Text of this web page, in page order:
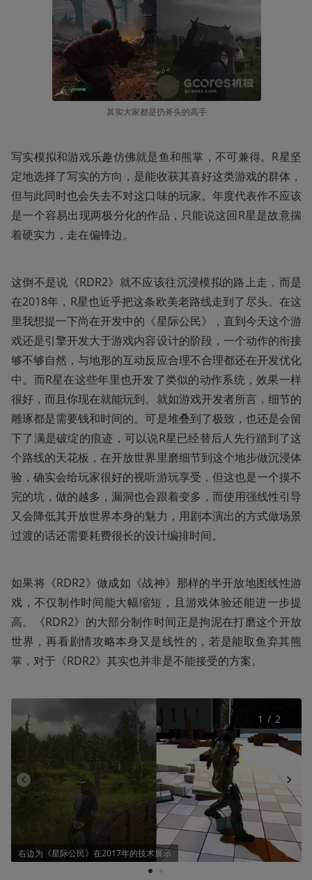
其实大家都是扔斧头的高手
写实模拟和游戏乐趣仿佛就是鱼和熊掌，不可兼得。R星坚
定地选择了写实的方向，是能收获其喜好这类游戏的群体，
但与此同时也会失去不对这口味的玩家。年度代表作不应该
是一个容易出现两极分化的作品，只能说这回R星是故意揣
着硬实力，走在偏锋边。
这倒不是说《RDR2》就不应该往沉浸模拟的路上走，而是
在2018年，R星也近乎把这条欧美老路线走到了尽头。在这
里我想提一下尚在开发中的《星际公民》，直到今天这个游
戏还是引擎开发大于游戏内容设计的阶段，一个动作的衔接
够不够自然，与地形的互动反应合理不合理都还在开发优化
中。而R星在这些年里也开发了类似的动作系统，效果一样
很好，而且你现在就能玩到。就如游戏开发者所言，细节的
雕琢都是需要钱和时间的。可是堆叠到了极致，也还是会留
下了满是破绽的痕迹，可以说R星已经替后人先行踏到了这
个路线的天花板，在开放世界里磨细节到这个地步做沉浸体
验，确实会给玩家很好的视听游玩享受，但这也是一个摸不
完的坑，做的越多，漏洞也会跟着变多，而使用强线性引导
又会降低其开放世界本身的魅力，用剧本演出的方式做场景
过渡的话还需要耗费很长的设计编排时间。
如果将《RDR2》做成如《战神》那样的半开放地图线性游
戏，不仅制作时间能大幅缩短，且游戏体验还能进一步提
高。《RDR2》的大部分制作时间正是拘泥在打磨这个开放
世界，再看剧情攻略本身又是线性的，若是能取鱼弃其熊
掌，对于《RDR2》其实也并非是不能接受的方案。
右边为《星际公民》在2017年的技术展示
1
1 / 2